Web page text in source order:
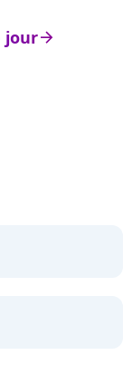
arrow_right
jour